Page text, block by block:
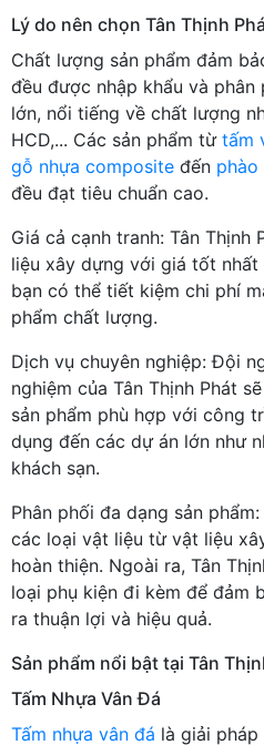
Lý do nên chọn Tân Thịnh
Chất lượng sản phẩm đảm
đều được nhập khẩu và
lớn, nổi tiếng về chất lượng
HCD,... Các sản phẩm từ tấm
gỗ nhựa composite đến phào
đều đạt tiêu chuẩn cao.
Giá cả cạnh tranh: Tân
liệu xây dựng với giá tốt
bạn có thể tiết kiệm chi phí
phẩm chất lượng.
Dịch vụ chuyên nghiệp: Đội
nghiệm của Tân Thịnh Phát
sản phẩm phù hợp với công
dụng đến các dự án lớn như
khách sạn.
Phân phối đa dạng sản
các loại vật liệu từ vật liệu
hoàn thiện. Ngoài ra, Tân
loại phụ kiện đi kèm để đảm
ra thuận lợi và hiệu quả.
Sản phẩm nổi bật tại Tân
Tấm Nhựa Vân Đá
Tấm nhựa vân đá là giải